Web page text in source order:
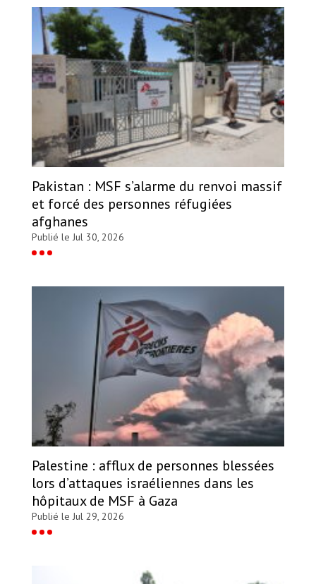
Pakistan : MSF s’alarme du renvoi massif
et forcé des personnes réfugiées
afghanes
Publié le Jul 30, 2026
Palestine : afflux de personnes blessées
lors d’attaques israéliennes dans les
hôpitaux de MSF à Gaza
Publié le Jul 29, 2026